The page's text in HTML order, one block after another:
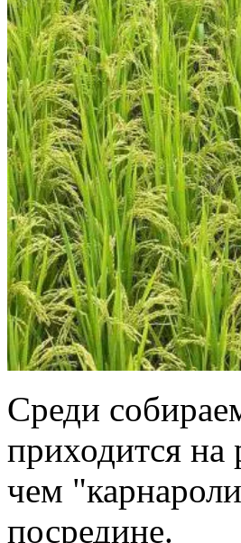
Среди
приходится
чем
посредине.